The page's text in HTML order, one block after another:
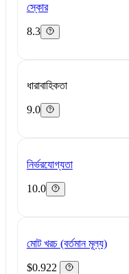
স্কোর
8.3
ধারাবাহিকতা
9.0
নির্ভরযোগ্যতা
10.0
মোট খরচ (বর্তমান মূল্য)
$0.922